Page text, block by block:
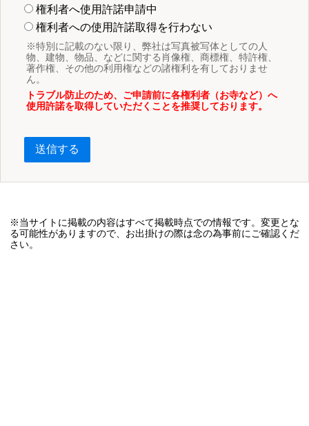
権利者へ使用許諾申請中
権利者への使用許諾取得を行わない
※特別に記載のない限り、弊社は写真被写体としての人
物、建物、物品、などに関する肖像権、商標権、特許権、
著作権、その他の利用権などの諸権利を有しておりませ
ん。
トラブル防止のため、ご申請前に各権利者（お寺など）へ
使用許諾を取得していただくことを推奨しております。
送信する
※当サイトに掲載の内容はすべて掲載時点での情報です。変更とな
る可能性がありますので、お出掛けの際は念の為事前にご確認くだ
さい。